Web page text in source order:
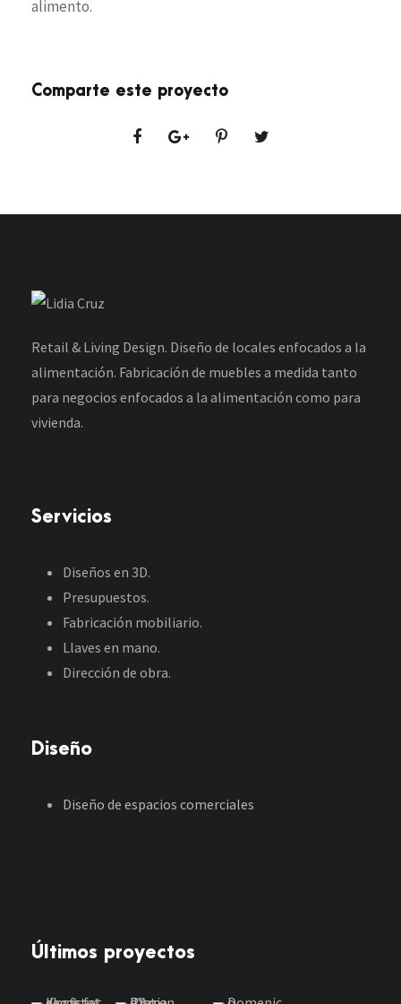
alimento.
Comparte este proyecto
Retail & Living Design. Diseño de locales enfocados a la
alimentación. Fabricación de muebles a medida tanto
para negocios enfocados a la alimentación como para
vivienda.
Servicios
Diseños en 3D.
Presupuestos.
Fabricación mobiliario.
Llaves en mano.
Dirección de obra.
Diseño
Diseño de espacios comerciales
Últimos proyectos